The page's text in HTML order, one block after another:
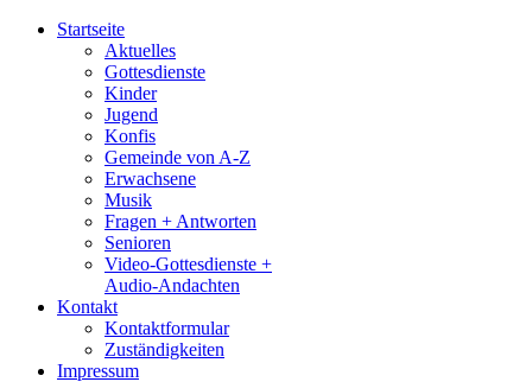
Startseite
Aktuelles
Gottesdienste
Kinder
Jugend
Konfis
Gemeinde von A-Z
Erwachsene
Musik
Fragen + Antworten
Senioren
Video-Gottesdienste +
Audio-Andachten
Kontakt
Kontaktformular
Zuständigkeiten
Impressum